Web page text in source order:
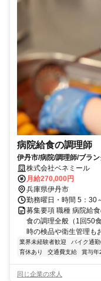
病院給食の調理師
伊丹市/病院/調理師/ブラ
株式会社ベネミール
月給270,000円
兵庫県伊丹市
勤務曜日・時間 5：30
募集要項 職種 病院給
食の調理全般（1回50
時の検品や衛生管理も
業界未経験者歓迎 バイク通
育休あり
交通費支給 賞与年
同じ企業の求人